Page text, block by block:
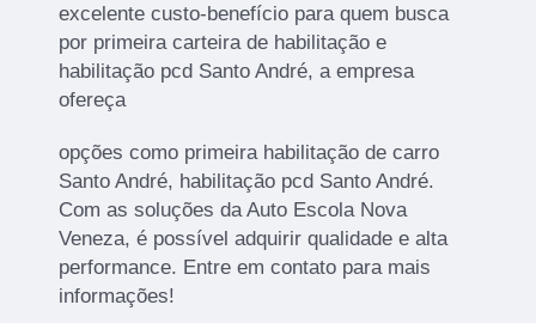
excelente custo-benefício para quem busca
por primeira carteira de habilitação e
habilitação pcd Santo André, a empresa
ofereça
opções como primeira habilitação de carro
Santo André, habilitação pcd Santo André.
Com as soluções da Auto Escola Nova
Veneza, é possível adquirir qualidade e alta
performance. Entre em contato para mais
informações!